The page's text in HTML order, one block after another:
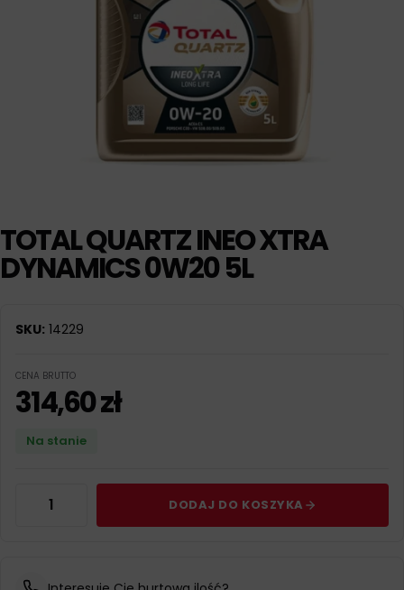
TOTAL QUARTZ INEO XTRA
DYNAMICS 0W20 5L
SKU: 14229
CENA BRUTTO
314,60zł
Na stanie
DODAJ DO KOSZYKA